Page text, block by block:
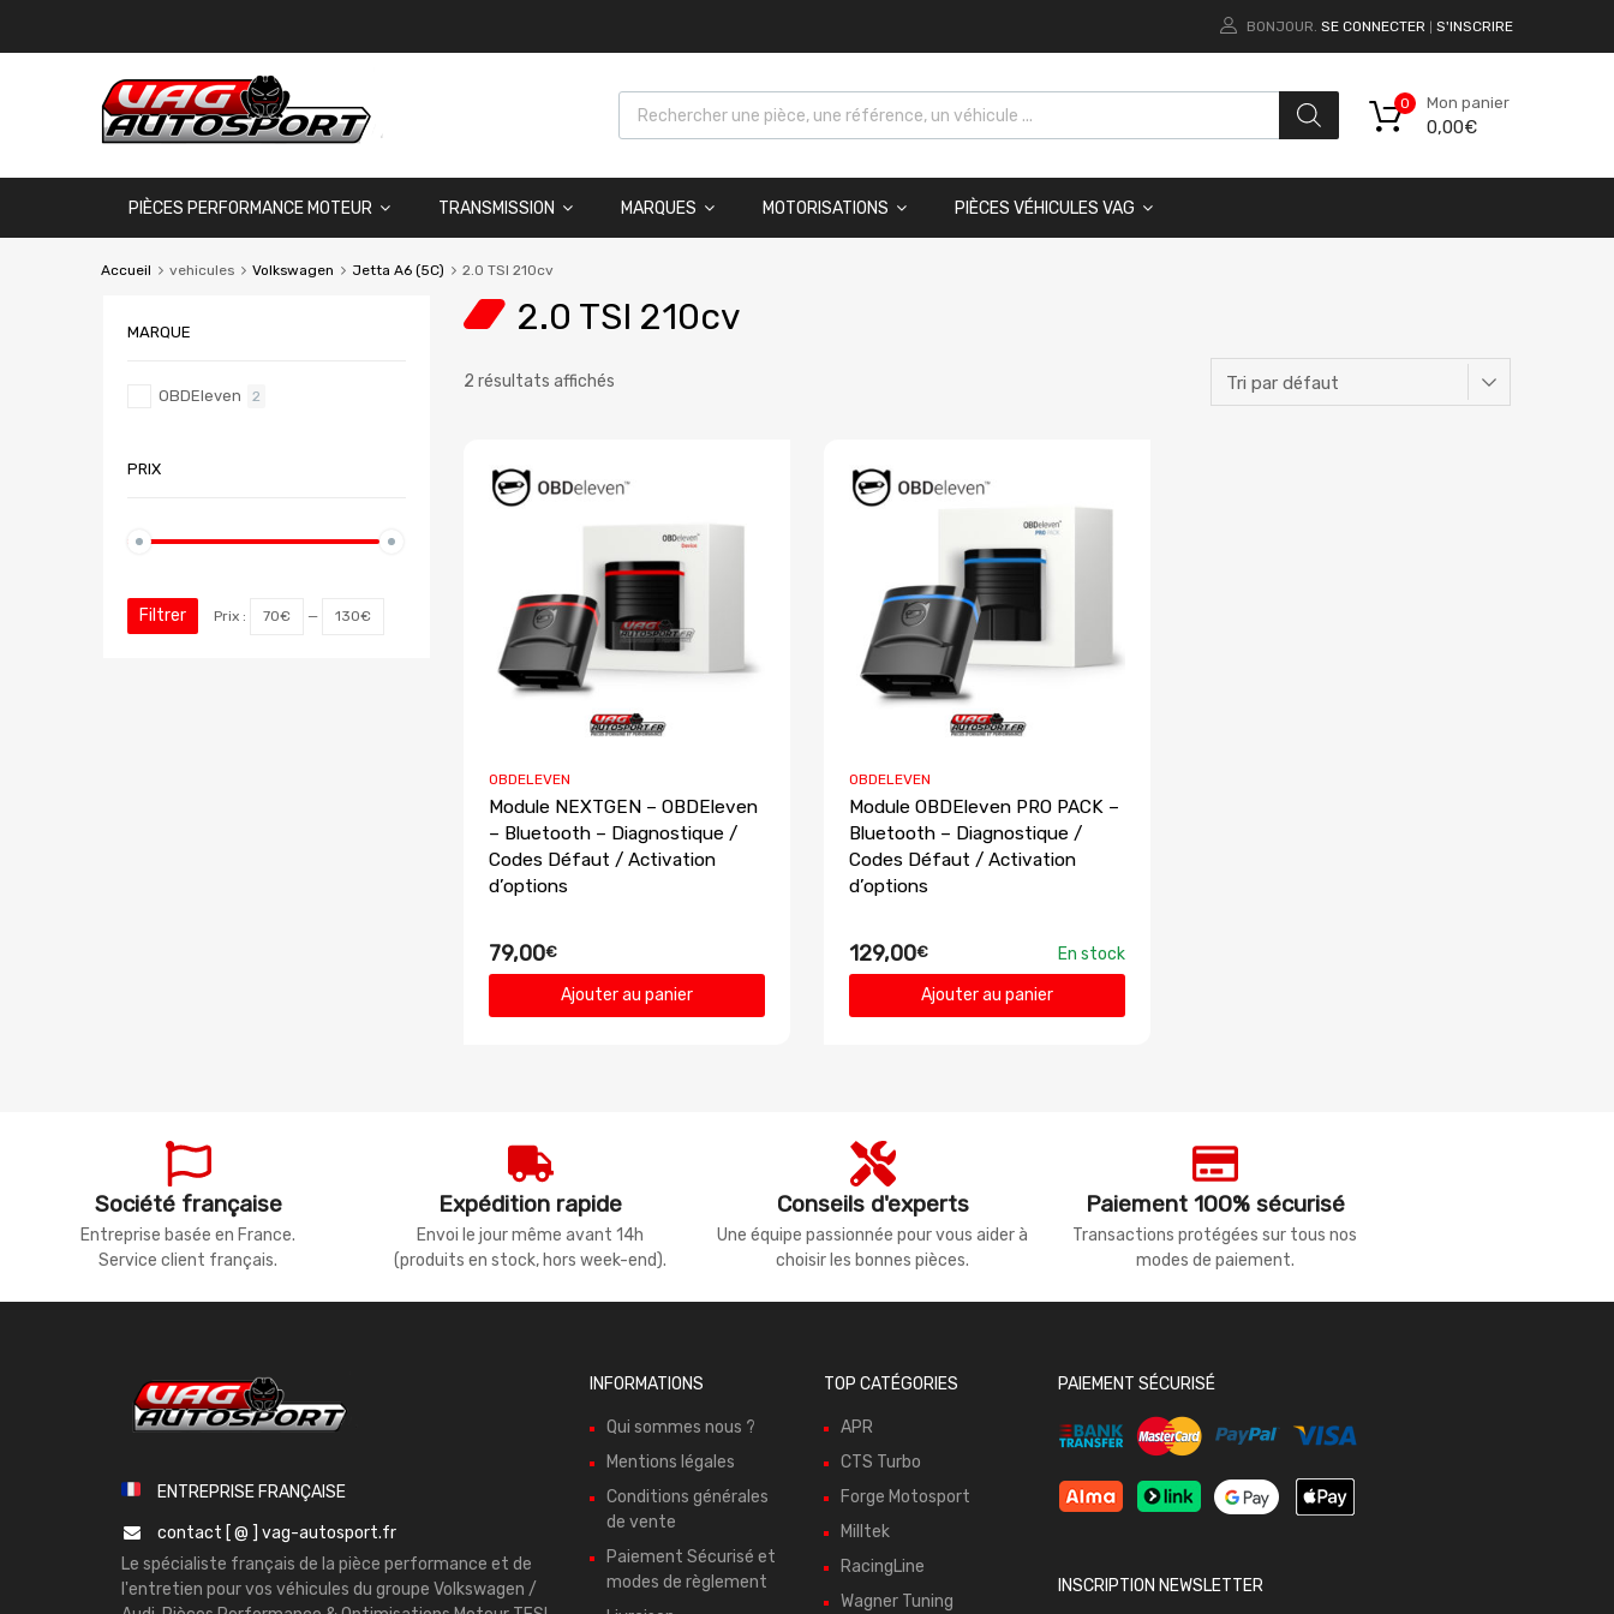
BONJOUR. SE CONNECTER S'INSCRIRE
Mon panier
0,00€
0
PIÈCES PERFORMANCE MOTEUR TRANSMISSION MARQUES MOTORISATIONS PIÈCES VÉHICULES VAG
Accueil vehicules Volkswagen Jetta A6 (5C) 2.0 TSI 210cv
2.0 TSI 210cv
2 résultats affichés
OBDELEVEN
Module NEXTGEN – OBDEleven
– Bluetooth – Diagnostique /
Codes Défaut / Activation
d’options
79,00€
Ajouter au panier
OBDELEVEN
Module OBDEleven PRO PACK –
Bluetooth – Diagnostique /
Codes Défaut / Activation
d’options
129,00€
En stock
Ajouter au panier
MARQUE
OBDEleven 2
PRIX
Filtrer Prix : 70€ — 130€
Société française
Entreprise basée en France.
Service client français.
Expédition rapide
Envoi le jour même avant 14h
(produits en stock, hors week-end).
Conseils d'experts
Une équipe passionnée pour vous aider à
choisir les bonnes pièces.
Paiement 100% sécurisé
Transactions protégées sur tous nos
modes de paiement.
ENTREPRISE FRANÇAISE
contact [ @ ] vag-autosport.fr
Le spécialiste français de la pièce performance et de
l'entretien pour vos véhicules du groupe Volkswagen /
INFORMATIONS
Qui sommes nous ?
Mentions légales
Conditions générales
de vente
Paiement Sécurisé et
modes de règlement
TOP CATÉGORIES
APR
CTS Turbo
Forge Motosport
Milltek
RacingLine
Wagner Tuning
PAIEMENT SÉCURISÉ
INSCRIPTION NEWSLETTER